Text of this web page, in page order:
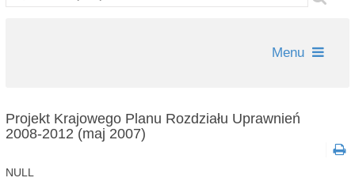
Menu
Projekt Krajowego Planu Rozdziału Uprawnień
2008-2012 (maj 2007)
NULL